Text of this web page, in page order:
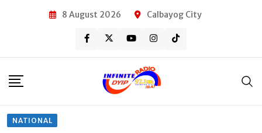
8 August 2026 Calbayog City
NATIONAL